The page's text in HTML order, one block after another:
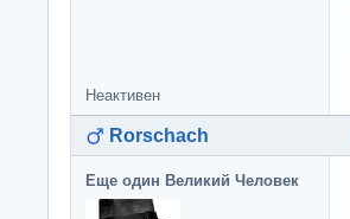
Неактивен
Rorschach
Еще один Великий Человек